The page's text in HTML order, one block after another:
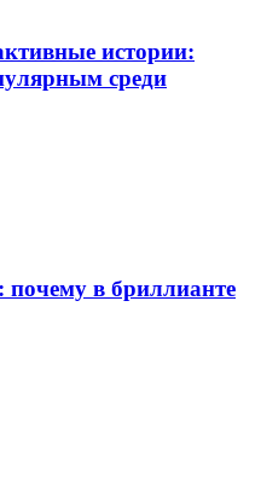
истории:
среди
в бриллианте